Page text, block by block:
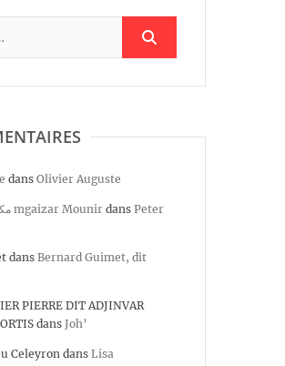
dans Olivier Auguste
مكيزر منير mgaizar Mounir dans Peter
dans Bernard Guimet, dit
PIERRE DIT ADJINVAR
dans Joh’
Celeyron dans Lisa